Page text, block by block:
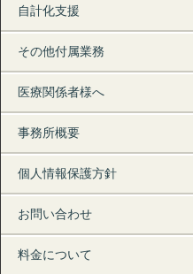
自計化支援
その他付属業務
医療関係者様へ
事務所概要
個人情報保護方針
お問い合わせ
料金について